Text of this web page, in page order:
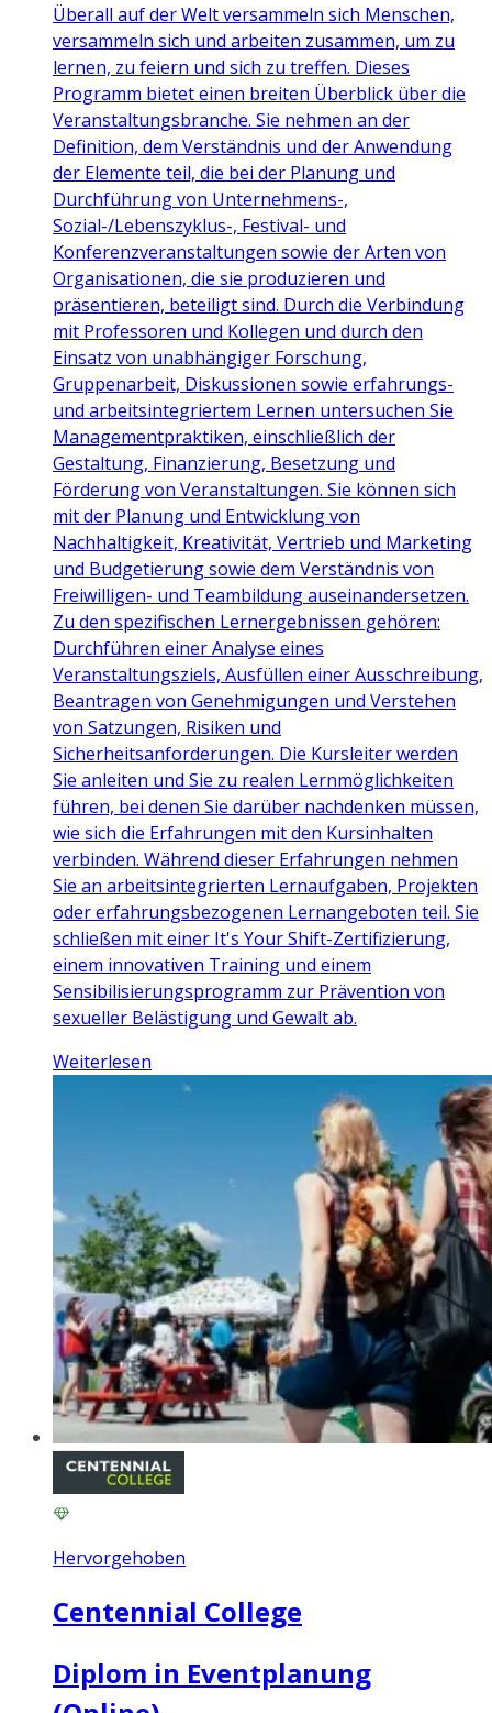
Überall auf der Welt versammeln sich Menschen,
versammeln sich und arbeiten zusammen, um zu
lernen, zu feiern und sich zu treffen. Dieses
Programm bietet einen breiten Überblick über die
Veranstaltungsbranche. Sie nehmen an der
Definition, dem Verständnis und der Anwendung
der Elemente teil, die bei der Planung und
Durchführung von Unternehmens-,
Sozial-/Lebenszyklus-, Festival- und
Konferenzveranstaltungen sowie der Arten von
Organisationen, die sie produzieren und
präsentieren, beteiligt sind. Durch die Verbindung
mit Professoren und Kollegen und durch den
Einsatz von unabhängiger Forschung,
Gruppenarbeit, Diskussionen sowie erfahrungs-
und arbeitsintegriertem Lernen untersuchen Sie
Managementpraktiken, einschließlich der
Gestaltung, Finanzierung, Besetzung und
Förderung von Veranstaltungen. Sie können sich
mit der Planung und Entwicklung von
Nachhaltigkeit, Kreativität, Vertrieb und Marketing
und Budgetierung sowie dem Verständnis von
Freiwilligen- und Teambildung auseinandersetzen.
Zu den spezifischen Lernergebnissen gehören:
Durchführen einer Analyse eines
Veranstaltungsziels, Ausfüllen einer Ausschreibung,
Beantragen von Genehmigungen und Verstehen
von Satzungen, Risiken und
Sicherheitsanforderungen. Die Kursleiter werden
Sie anleiten und Sie zu realen Lernmöglichkeiten
führen, bei denen Sie darüber nachdenken müssen,
wie sich die Erfahrungen mit den Kursinhalten
verbinden. Während dieser Erfahrungen nehmen
Sie an arbeitsintegrierten Lernaufgaben, Projekten
oder erfahrungsbezogenen Lernangeboten teil. Sie
schließen mit einer It's Your Shift-Zertifizierung,
einem innovativen Training und einem
Sensibilisierungsprogramm zur Prävention von
sexueller Belästigung und Gewalt ab.
Weiterlesen
Hervorgehoben
Centennial College
Diplom in Eventplanung